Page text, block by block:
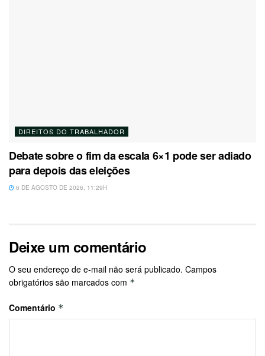
DIREITOS DO TRABALHADOR
Debate sobre o fim da escala 6×1 pode ser adiado
para depois das eleições
6 DE AGOSTO DE 2026, 11:29H
Deixe um comentário
O seu endereço de e-mail não será publicado. Campos
obrigatórios são marcados com *
Comentário *